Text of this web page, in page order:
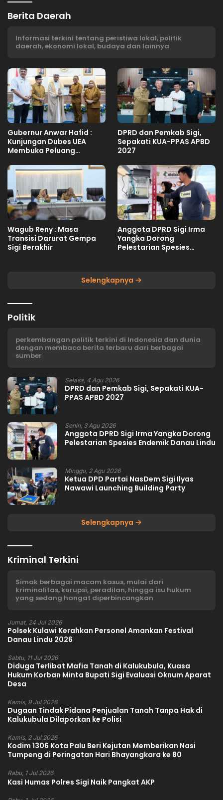
Berita Daerah
Informasi terkini tentang peristiwa lokal, politik
daerah, ekonomi lokal, budaya dan lainnya
Gubernur Anwar Hafid :
Kunjungan Dubes UEA
Membuka Peluang
DPRD dan Pemkab Sigi,
Sepakati KUA-PPAS APBD
2027
Wagub Reny : Masa
Transisi Darurat Gempa
Sigi Berakhir
Anggota DPRD Sigi Irma
Yangka Dorong
Pelestarian Spesies
Selengkapnya
Politik
perkembangan politik terkini di Indonesia dan dunia
dengan membaca berita terbaru dari berbagai
sumber
Selasa, 4 Agu 2026
DPRD dan Pemkab Sigi, Sepakati KUA-
PPAS APBD 2027
Senin, 3 Agu 2026
Anggota DPRD Sigi Irma Yangka Dorong
Pelestarian Spesies Endemik Danau Lindu
Minggu, 2 Agu 2026
Ketua DPD Partai NasDem Sigi Ilyas
Nawawi Launching Building Party
Selengkapnya
Kriminal Terkini
Simak berbagai macam kasus, mulai dari
kriminalitas, korupsi, peradilan, hingga isu hukum
yang sedang hangat diperbincangkan
Jumat, 24 Jul 2026
Polsek Kulawi Kerahkan Personel Amankan Festival
Danau Lindu 2026
Sabtu, 11 Jul 2026
Diduga Terlibat Mafia Tanah di Kalukubula, Kuasa
Hukum Korban Minta Bupati Sigi Evaluasi Oknum Aparat
Desa
Kamis, 9 Jul 2026
Dugaan Tindak Pidana Penjualan Tanah Tanpa Hak di
Kalukubula Dilaporkan ke Polisi
Kamis, 2 Jul 2026
Kodim 1306 Kota Palu Beri Kejutan Memberikan Nasi
Tumpeng di Peringatan Hari Bhayangkara ke 80
Rabu, 1 Jul 2026
Kasi Humas Polres Sigi Naik Pangkat AKP